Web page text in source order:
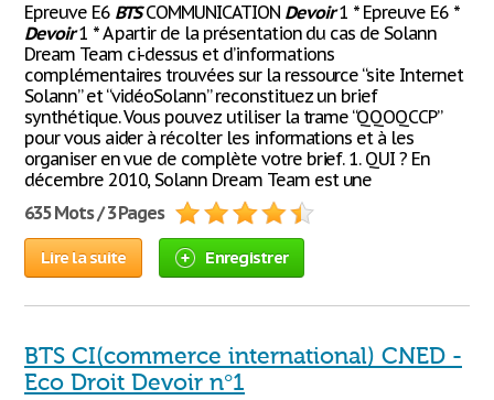
Epreuve E6 BTSCOMMUNICATION Devoir1 * Epreuve E6 *
Devoir1 * A partir de la présentation du cas de Solann
Dream Team ci-dessus et d’informations
complémentaires trouvées sur la ressource “site Internet
Solann” et “vidéoSolann” reconstituez un brief
synthétique. Vous pouvez utiliser la trame “QQOQCCP”
pour vous aider à récolter les informations et à les
organiser en vue de complète votre brief. 1. QUI ? En
décembre 2010, Solann Dream Team est une
635 Mots / 3 Pages
Lire la suite Enregistrer
BTS CI(commerce international) CNED -
Eco Droit Devoir n°1